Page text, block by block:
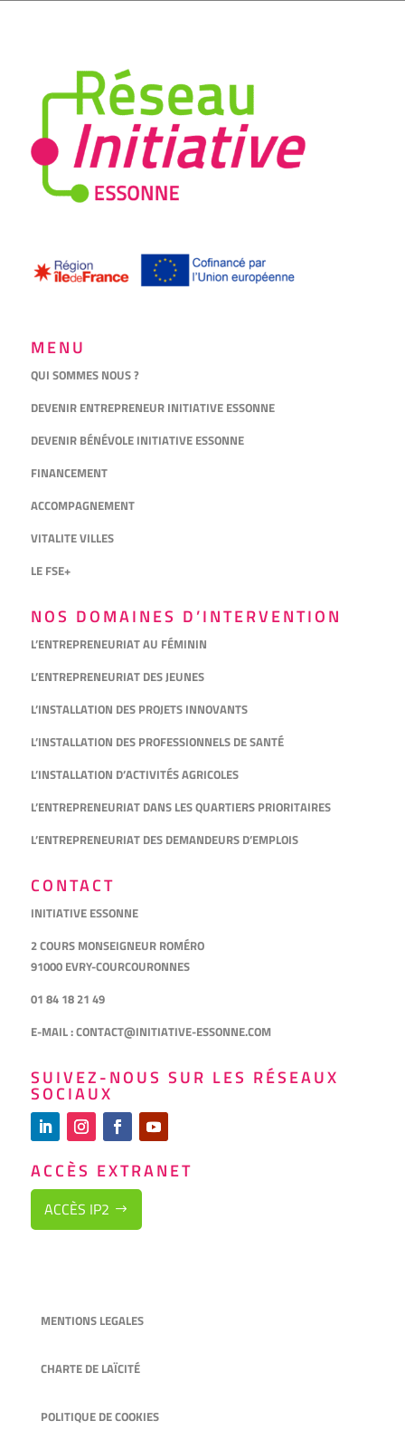
MENU
QUI SOMMES NOUS ?
DEVENIR ENTREPRENEUR INITIATIVE ESSONNE
DEVENIR BÉNÉVOLE INITIATIVE ESSONNE
FINANCEMENT
ACCOMPAGNEMENT
VITALITE VILLES
LE FSE+
NOS DOMAINES D’INTERVENTION
L’ENTREPRENEURIAT AU FÉMININ
L’ENTREPRENEURIAT DES JEUNES
L’INSTALLATION DES PROJETS INNOVANTS
L’INSTALLATION DES PROFESSIONNELS DE SANTÉ
L’INSTALLATION D’ACTIVITÉS AGRICOLES
L’ENTREPRENEURIAT DANS LES QUARTIERS PRIORITAIRES
L’ENTREPRENEURIAT DES DEMANDEURS D’EMPLOIS
CONTACT
INITIATIVE ESSONNE
2 COURS MONSEIGNEUR ROMÉRO
91000 EVRY-COURCOURONNES
01 84 18 21 49
E-MAIL :CONTACT@INITIATIVE-ESSONNE.COM
SUIVEZ-NOUS SUR LES RÉSEAUX
SOCIAUX
ACCÈS EXTRANET
ACCÈS IP2
MENTIONS LEGALES
CHARTE DE LAÏCITÉ
POLITIQUE DE COOKIES